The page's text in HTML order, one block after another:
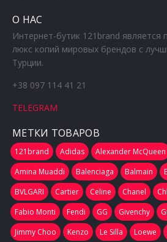
О НАС
Интернет-бутик 121brand
люкс копий мировых брендов с
Турции.
+38 097 114 41 21
TELEGRAM
МЕТКИ ТОВАРОВ
121brand Adidas Alexander McQueen
Amina Muaddi
Balenciaga Balmain
BVLGARI
Cartier Celine Chanel
Fabio Monti
Fendi GG Givenchy
Jimmy Choo
Kenzo Le Silla Loewe